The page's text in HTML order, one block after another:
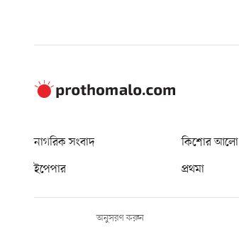
নাগরিক সংবাদ কিশোর আলো
ইপেপার
প্রথমা
অনুসরণ করুন